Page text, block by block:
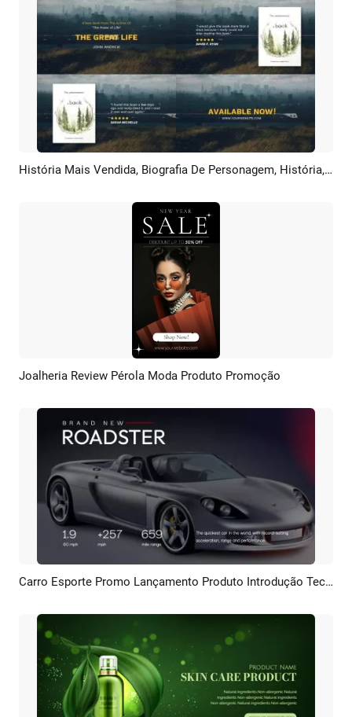
Pré-visualizar Criar IA História Mais Vendida, Biografia De Personagem, História, Novo Livro, Análise De Produto, Trailer, Promoção
Pré-visualizar Criar IA
Joalheria Review Pérola Moda Produto Promoção
Pré-visualizar Criar IA Carro Esporte Promo Lançamento Produto Introdução Tecnologia Trailer Análise